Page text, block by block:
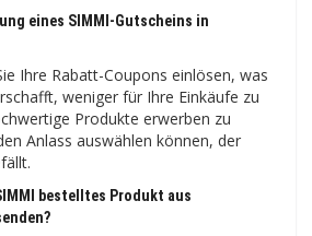
eines SIMMI-Gutscheins in
Ihre Rabatt-Coupons einlösen, was
weniger für Ihre Einkäufe zu
Produkte erwerben zu
Anlass auswählen können, der
bestelltes Produkt aus